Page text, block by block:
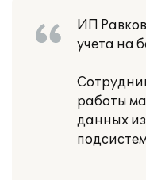
ИП
учета на
работы
данных